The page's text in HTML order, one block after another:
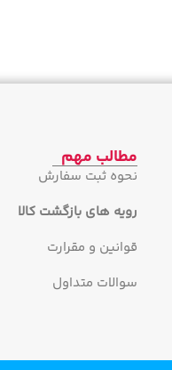
مطالب مهم
نحوه ثبت سفارش
رویه های بازگشت کالا
قوانین و مقرارت
سوالات متداول